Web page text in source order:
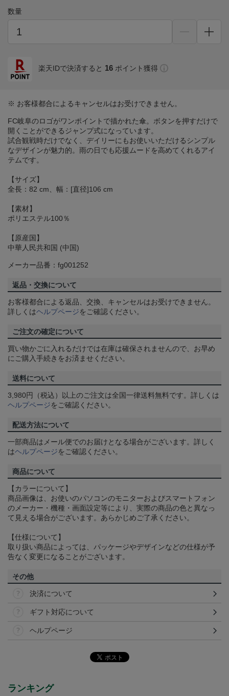
数量
楽天IDで決済すると 16 ポイント獲得
※ お客様都合によるキャンセルはお受けできません。
FC岐阜のロゴがワンポイントで描かれた傘。ボタンを押すだけで
開くことができるジャンプ式になっています。
試合観戦時だけでなく、デイリーにもお使いいただけるシンプル
なデザインが魅力的。雨の日でも応援ムードを高めてくれるアイ
テムです。
【サイズ】
全長：82 cm、幅：[直径]106 cm
【素材】
ポリエステル100％
【原産国】
中華人民共和国 (中国)
メーカー品番：fg001252
返品・交換について
お客様都合による返品、交換、キャンセルはお受けできません。
詳しくはヘルプページをご確認ください。
ご注文の確定について
買い物かごに入れるだけでは在庫は確保されませんので、お早め
にご購入手続きをお済ませください。
送料について
3,980円（税込）以上のご注文は全国一律送料無料です。詳しくは
ヘルプページをご確認ください。
配送方法について
一部商品はメール便でのお届けとなる場合がございます。詳しく
はヘルプページをご確認ください。
商品について
【カラーについて】
商品画像は、お使いのパソコンのモニターおよびスマートフォン
のメーカー・機種・画面設定等により、実際の商品の色と異なっ
て見える場合がございます。あらかじめご了承ください。
【仕様について】
取り扱い商品によっては、パッケージやデザインなどの仕様が予
告なく変更になることがございます。
その他
決済について
ギフト対応について
ヘルプページ
ランキング